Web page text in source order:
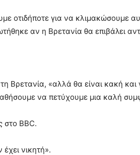
οτιδήποτε για να κλιμακώσουμε
αν η Βρετανία θα επιβάλει
«αλλά θα είναι κακή και
να πετύχουμε μια καλή
στο BBC.
νικητή».